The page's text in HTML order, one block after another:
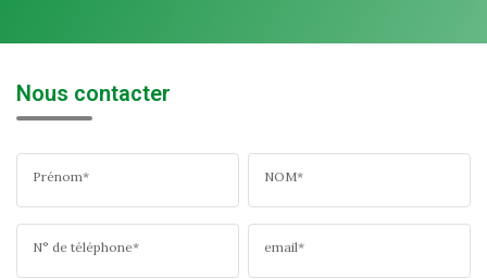
Nous contacter
Prénom* NOM*
N° de téléphone* email*